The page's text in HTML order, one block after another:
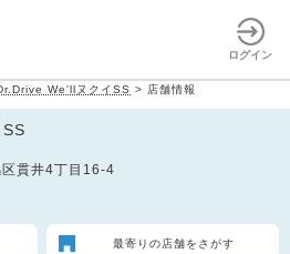
ログイン
We'llヌクイSS > 店舗情報
貫井4丁目16-4
最寄りの店舗をさがす